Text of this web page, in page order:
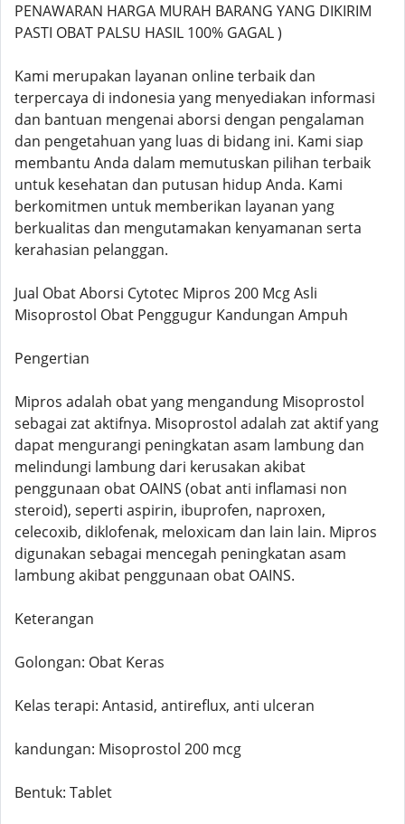
PENAWARAN HARGA MURAH BARANG YANG DIKIRIM
PASTI OBAT PALSU HASIL 100% GAGAL )
Kami merupakan layanan online terbaik dan
terpercaya di indonesia yang menyediakan informasi
dan bantuan mengenai aborsi dengan pengalaman
dan pengetahuan yang luas di bidang ini. Kami siap
membantu Anda dalam memutuskan pilihan terbaik
untuk kesehatan dan putusan hidup Anda. Kami
berkomitmen untuk memberikan layanan yang
berkualitas dan mengutamakan kenyamanan serta
kerahasian pelanggan.
Jual Obat Aborsi Cytotec Mipros 200 Mcg Asli
Misoprostol Obat Penggugur Kandungan Ampuh
Pengertian
Mipros adalah obat yang mengandung Misoprostol
sebagai zat aktifnya. Misoprostol adalah zat aktif yang
dapat mengurangi peningkatan asam lambung dan
melindungi lambung dari kerusakan akibat
penggunaan obat OAINS (obat anti inflamasi non
steroid), seperti aspirin, ibuprofen, naproxen,
celecoxib, diklofenak, meloxicam dan lain lain. Mipros
digunakan sebagai mencegah peningkatan asam
lambung akibat penggunaan obat OAINS.
Keterangan
Golongan: Obat Keras
Kelas terapi: Antasid, antireflux, anti ulceran
kandungan: Misoprostol 200 mcg
Bentuk: Tablet